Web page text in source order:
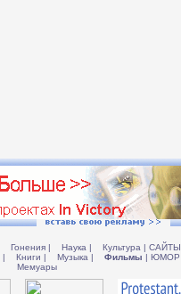
Гонения | Наука | Культура | САЙТЫ
| Книги | Музыка | Фильмы | ЮМОР
Мемуары